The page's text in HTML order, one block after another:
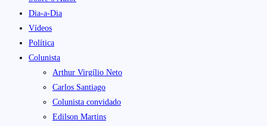
Dia-a-Dia
Vídeos
Política
Colunista
Arthur Virgílio Neto
Carlos Santiago
Colunista convidado
Edilson Martins